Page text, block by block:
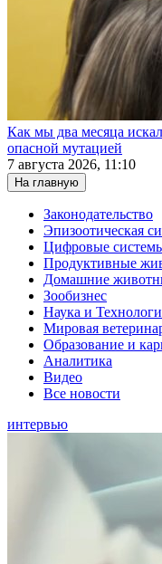
Как мы два месяца
опасной мутацией
7 августа 2026, 11:10
На главную
Законодательство
Эпизоотическая
Цифровые
Продуктивные
Домашние
Зообизнес
Наука и
Мировая
Образование и
Аналитика
Видео
Все новости
интервью